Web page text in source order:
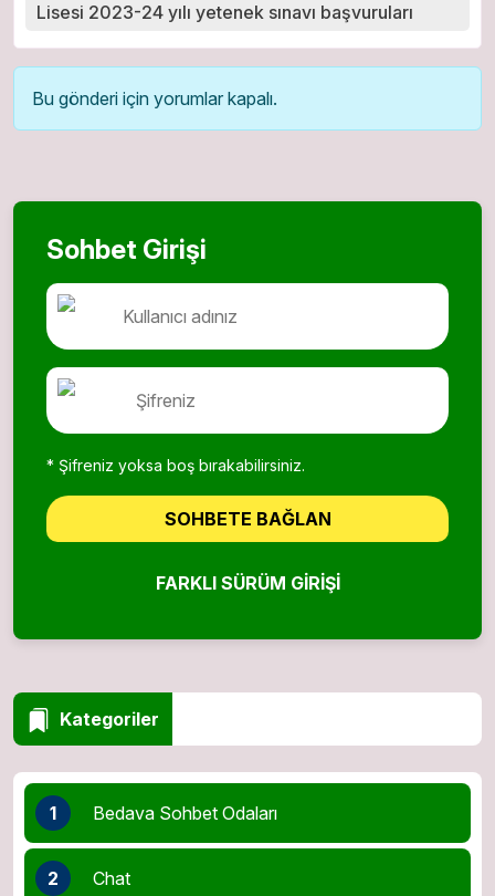
Lisesi 2023-24 yılı yetenek sınavı başvuruları
Bu gönderi için yorumlar kapalı.
Sohbet Girişi
* Şifreniz yoksa boş bırakabilirsiniz.
SOHBETE BAĞLAN
FARKLI SÜRÜM GIRIŞI
Kategoriler
1 Bedava Sohbet Odaları
2 Chat